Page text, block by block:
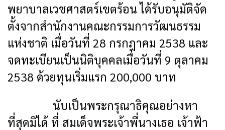
พยาบาลเวชศาสตร์เขตร้อน ได้รับอนุมัติจัด
ตั้งจากสำนักงานคณะกรรมการวัฒนธรรม
แห่งชาติ เมื่อวันที่ 28 กรกฎาคม 2538 และ
จดทะเบียนเป็นนิติบุคคลเมื่อวันที่ 9 ตุลาคม
2538 ด้วยทุนเริ่มแรก 200,000 บาท
นับเป็นพระกรุณาธิคุณอย่างหา
ที่สุดมิได้ ที่ สมเด็จพระเจ้าพี่นางเธอ เจ้าฟ้า